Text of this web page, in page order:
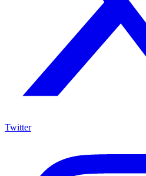
Twitter